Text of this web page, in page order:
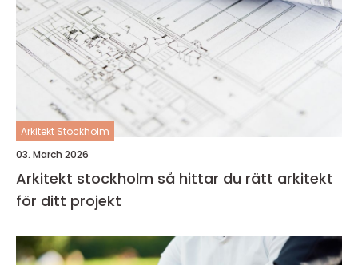
Arkitekt Stockholm
03. March 2026
Arkitekt stockholm så hittar du rätt arkitekt
för ditt projekt